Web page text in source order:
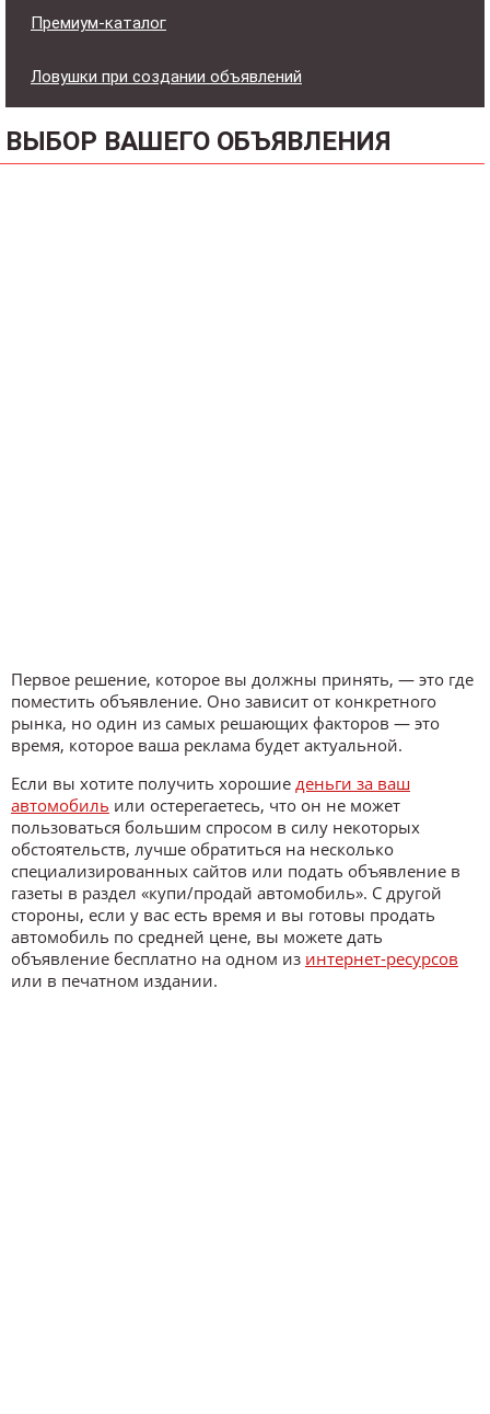
Премиум-каталог
Ловушки при создании объявлений
ВЫБОР ВАШЕГО ОБЪЯВЛЕНИЯ
Первое решение, которое вы должны принять, — это где
поместить объявление. Оно зависит от конкретного
рынка, но один из самых решающих факторов — это
время, которое ваша реклама будет актуальной.
Если вы хотите получить хорошие деньги за ваш
автомобиль или остерегаетесь, что он не может
пользоваться большим спросом в силу некоторых
обстоятельств, лучше обратиться на несколько
специализированных сайтов или подать объявление в
газеты в раздел «купи/продай автомобиль». С другой
стороны, если у вас есть время и вы готовы продать
автомобиль по средней цене, вы можете дать
объявление бесплатно на одном из интернет-ресурсов
или в печатном издании.